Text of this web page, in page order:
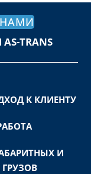
TRANS
К КЛИЕНТУ
И